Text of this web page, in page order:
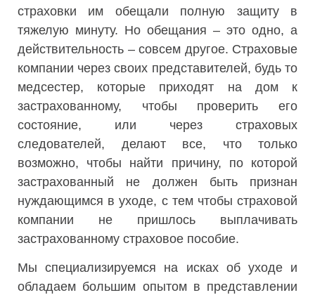
страховки им обещали полную защиту в
тяжелую минуту. Но обещания – это одно, а
действительность – совсем другое. Страховые
компании через своих представителей, будь то
медсестер, которые приходят на дом к
застрахованному, чтобы проверить его
состояние, или через страховых
следователей, делают все, что только
возможно, чтобы найти причину, по которой
застрахованный не должен быть признан
нуждающимся в уходе, с тем чтобы страховой
компании не пришлось выплачивать
застрахованному страховое пособие.
Мы специализируемся на исках об уходе и
обладаем большим опытом в представлении